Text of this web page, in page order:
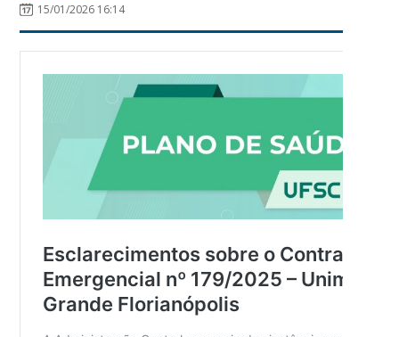
15/01/2026 16:14